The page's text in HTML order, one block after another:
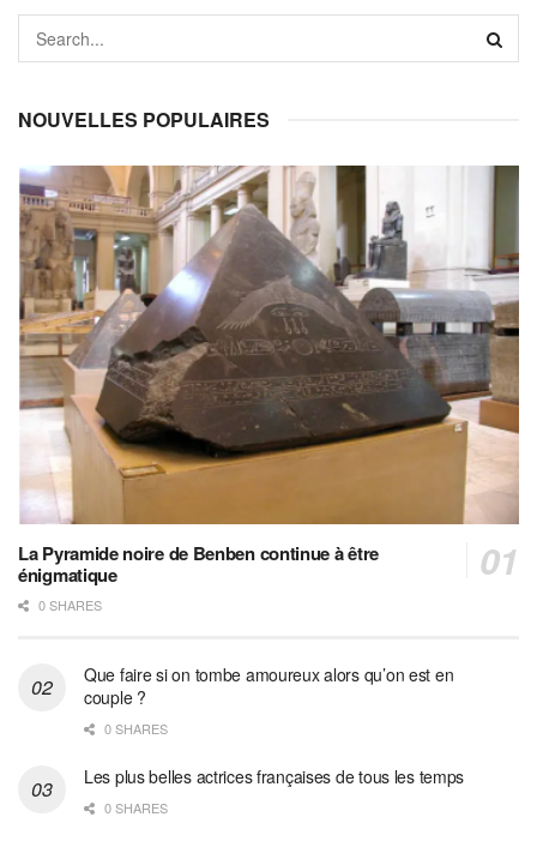
NOUVELLES POPULAIRES
La Pyramide noire de Benben continue à être
énigmatique
0 SHARES
Que faire si on tombe amoureux alors qu’on est en
couple ?
0 SHARES
Les plus belles actrices françaises de tous les temps
0 SHARES